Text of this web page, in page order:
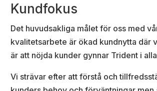
Kundfokus
Det huvudsakliga målet för oss med
kvalitetsarbete är ökad kundnytta där
är att nöjda kunder gynnar Trident i
Vi strävar efter att förstå och